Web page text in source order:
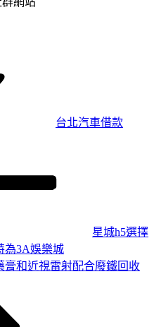
台北汽車借款
星城h5選擇
為3A娛樂城
膏和近視雷射配合廢鐵回收